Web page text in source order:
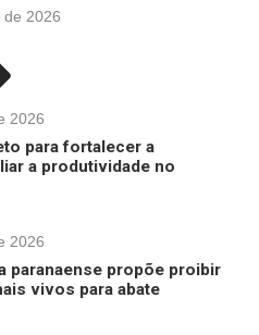
2026
2026
para fortalecer a
a produtividade no
2026
paranaense propõe proibir
vivos para abate